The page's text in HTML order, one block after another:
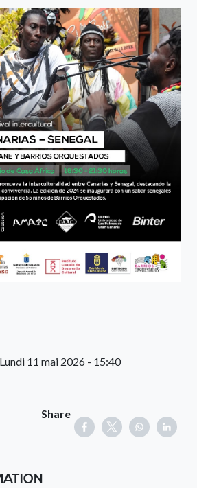
11 mai 2026 - 15:40
Share